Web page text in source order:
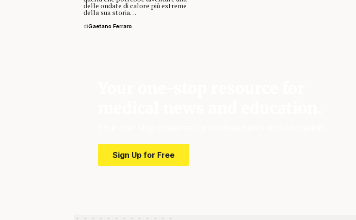
delle ondate di calore più estreme
della sua storia…
diGaetano Ferraro
Sign Up for Free